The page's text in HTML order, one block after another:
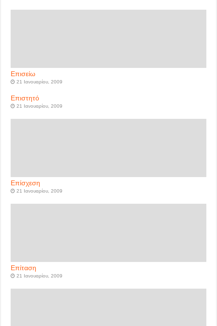
Επισείω
21 Ιανουαρίου, 2009
Επιστητό
21 Ιανουαρίου, 2009
Επίσχεση
21 Ιανουαρίου, 2009
Επίταση
21 Ιανουαρίου, 2009